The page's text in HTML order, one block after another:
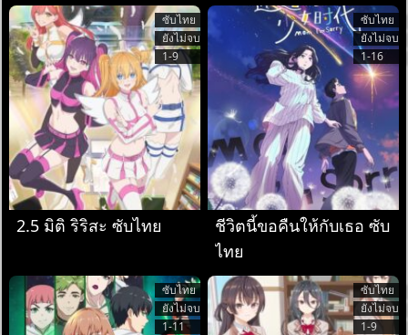
ซับไทย
ยังไม่จบ
1-9
2.5 มิติ ริริสะ ซับไทย
ซับไทย
ยังไม่จบ
1-16
ชีวิตนี้ขอคืนให้กับเธอ ซับ
ไทย
ซับไทย
ยังไม่จบ
1-11
ซับไทย
ยังไม่จบ
1-9